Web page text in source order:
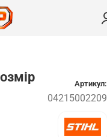
Артикул:
04215002209